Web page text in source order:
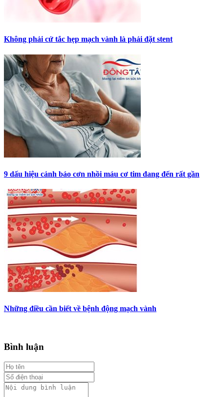
Không phải cứ tắc hẹp mạch vành là phải đặt stent
9 dấu hiệu cảnh báo cơn nhồi máu cơ tim đang đến rất gần
Những điều cần biết về bệnh động mạch vành
Bình luận